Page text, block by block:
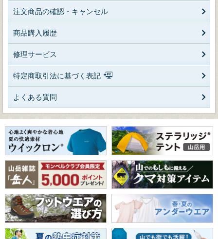
注文商品の確認・キャンセル
商品購入履歴
修理サービス
特定商取引法に基づく表記
よくある質問